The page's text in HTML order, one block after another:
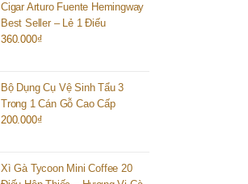
Cigar Arturo Fuente Hemingway
Best Seller – Lẻ 1 Điếu
360.000₫
Bộ Dụng Cụ Vệ Sinh Tẩu 3
Trong 1 Cán Gỗ Cao Cấp
200.000₫
Xì Gà Tycoon Mini Coffee 20